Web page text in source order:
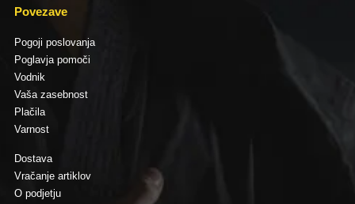
Povezave
Pogoji poslovanja
Poglavja pomoči
Vodnik
Vaša zasebnost
Plačila
Varnost
Dostava
Vračanje artiklov
O podjetju